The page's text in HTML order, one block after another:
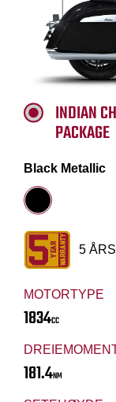
MOTORTYPE
1834CC
181.4NM
INDIAN
PACKAGE
Black Metallic
5